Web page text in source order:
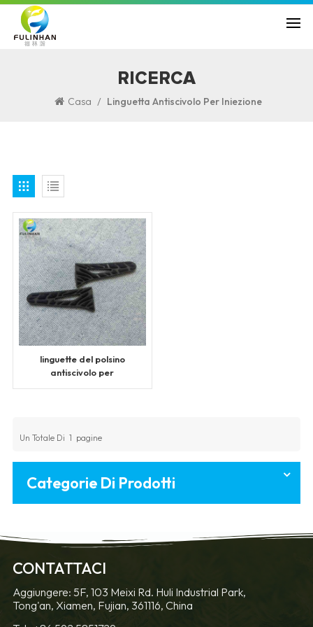
RICERCA
Casa / Linguetta Antiscivolo Per Iniezione
linguette del polsino
antiscivolo per
Un Totale Di 1 Pagine
Categorie Di Prodotti
CONTATTACI
Aggiungere: 5F, 103 Meixi Rd. Huli Industrial Park,
Tong'an, Xiamen, Fujian, 361116, China